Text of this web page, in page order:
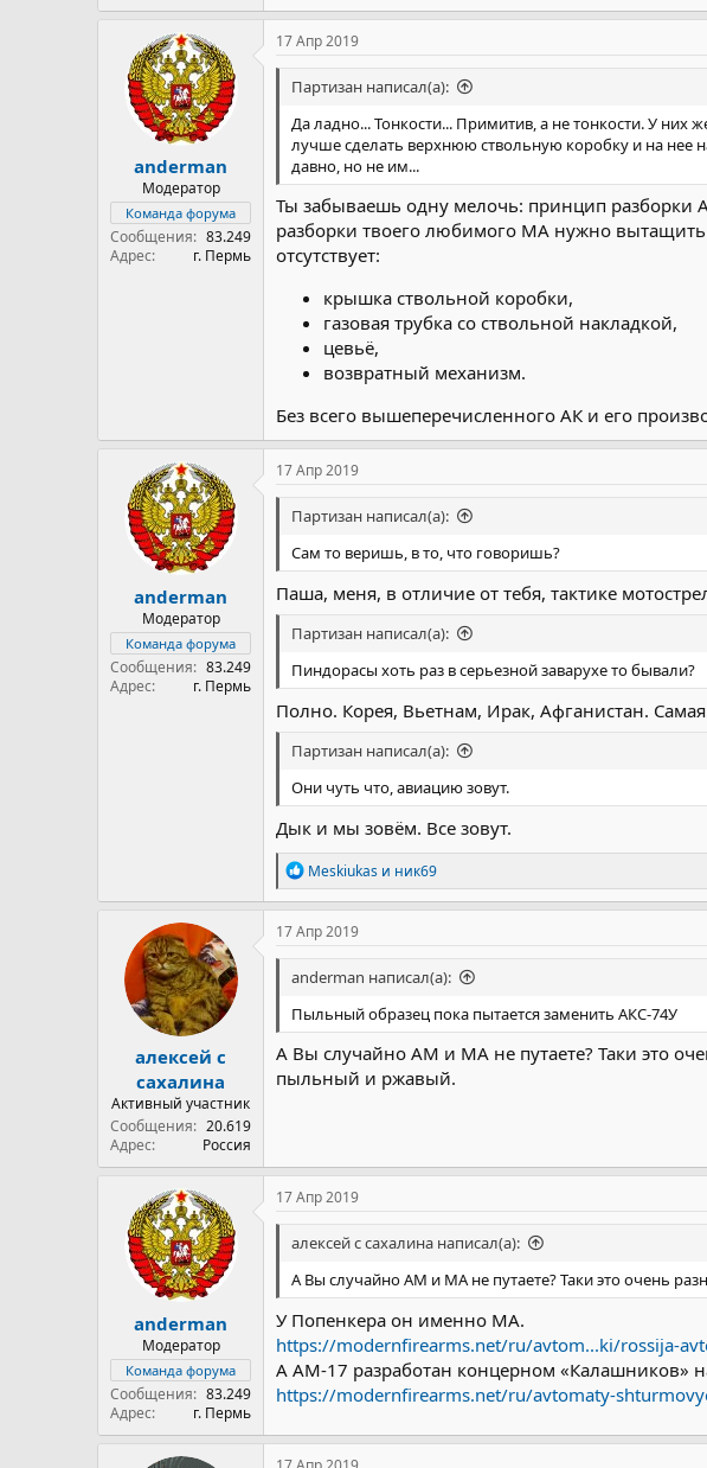
anderman
Модератор
Команда форума
Сообщения
83.249
Адрес
г. Пермь
17 Апр 2019
Партизан написал(а):
Да ладно... Тонкости... Примитив, а не тонкости. У
лучше сделать верхнюю ствольную коробку и на нее
давно, но не им...
Ты забываешь одну мелочь: принцип разборки
разборки твоего любимого МА нужно
отсутствует:
крышка ствольной коробки,
газовая трубка со ствольной накладкой,
цевьё,
возвратный механизм.
Без всего вышеперечисленного АК и его
anderman
Модератор
Команда форума
Сообщения
83.249
Адрес
г. Пермь
17 Апр 2019
Партизан написал(а):
Сам то веришь, в то, что говоришь?
Паша, меня, в отличие от тебя, тактике
Партизан написал(а):
Пиндорасы хоть раз в серьезной заварухе то бывали?
Полно. Корея, Вьетнам, Ирак, Афганистан.
Партизан написал(а):
Они чуть что, авиацию зовут.
Дык и мы зовём. Все зовут.
Р
е
а
к
ц
и
Meskiukas и ник69
алексей с
сахалина
Активный участник
Сообщения
20.619
Адрес
Россия
17 Апр 2019
anderman написал(а):
Пыльный образец пока пытается заменить АКС-74У
А Вы случайно АМ и МА не путаете? Таки это
пыльный и ржавый.
anderman
Модератор
Команда форума
Сообщения
83.249
Адрес
г. Пермь
17 Апр 2019
алексей с сахалина написал(а):
А Вы случайно АМ и МА не путаете? Таки это очень
У Попенкера он именно МА.
https://modernfirearms.net/ru/avtom...ki/rossija-
А АМ-17 разработан концерном «Калашников»
https://modernfirearms.net/ru/avtomaty-